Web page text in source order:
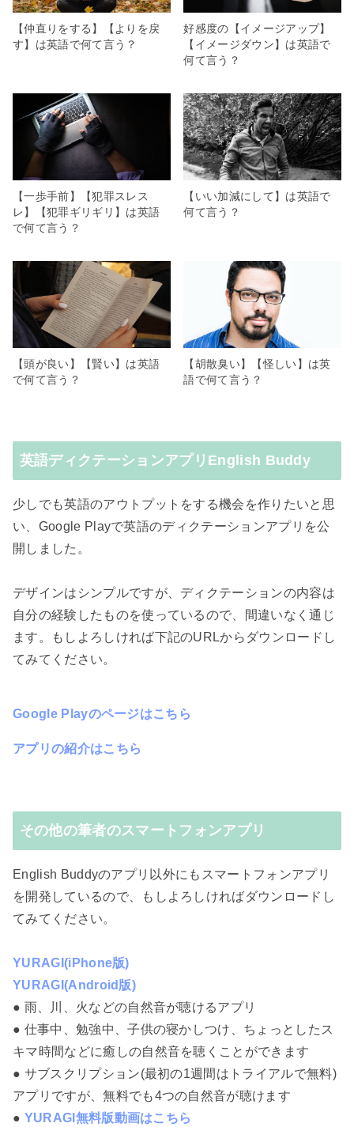
【仲直りをする】【よりを戻
す】は英語で何て言う？
好感度の【イメージアップ】
【イメージダウン】は英語で
何て言う？
【一歩手前】【犯罪スレス
レ】【犯罪ギリギリ】は英語
で何て言う？
【いい加減にして】は英語で
何て言う？
【頭が良い】【賢い】は英語
で何て言う？
【胡散臭い】【怪しい】は英
語で何て言う？
英語ディクテーションアプリEnglish Buddy
少しでも英語のアウトプットをする機会を作りたいと思
い、Google Playで英語のディクテーションアプリを公
開しました。
デザインはシンプルですが、ディクテーションの内容は
自分の経験したものを使っているので、間違いなく通じ
ます。もしよろしければ下記のURLからダウンロードし
てみてください。
Google Playのページはこちら
アプリの紹介はこちら
その他の筆者のスマートフォンアプリ
English Buddyのアプリ以外にもスマートフォンアプリ
を開発しているので、もしよろしければダウンロードし
てみてください。
YURAGI(iPhone版)
YURAGI(Android版)
● 雨、川、火などの自然音が聴けるアプリ
● 仕事中、勉強中、子供の寝かしつけ、ちょっとしたス
キマ時間などに癒しの自然音を聴くことができます
● サブスクリプション(最初の1週間はトライアルで無料)
アプリですが、無料でも4つの自然音が聴けます
● YURAGI無料版動画はこちら